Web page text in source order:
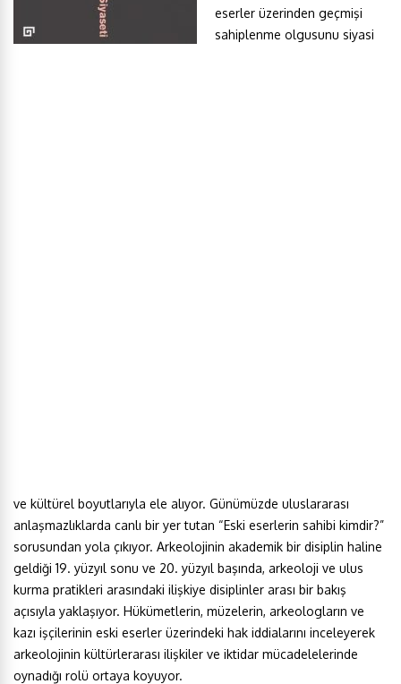
eserler üzerinden geçmişi
sahiplenme olgusunu siyasi
ve kültürel boyutlarıyla ele alıyor. Günümüzde uluslararası
anlaşmazlıklarda canlı bir yer tutan “Eski eserlerin sahibi kimdir?”
sorusundan yola çıkıyor. Arkeolojinin akademik bir disiplin haline
geldiği 19. yüzyıl sonu ve 20. yüzyıl başında, arkeoloji ve ulus
kurma pratikleri arasındaki ilişkiye disiplinler arası bir bakış
açısıyla yaklaşıyor. Hükümetlerin, müzelerin, arkeologların ve
kazı işçilerinin eski eserler üzerindeki hak iddialarını inceleyerek
arkeolojinin kültürlerarası ilişkiler ve iktidar mücadelelerinde
oynadığı rolü ortaya koyuyor.